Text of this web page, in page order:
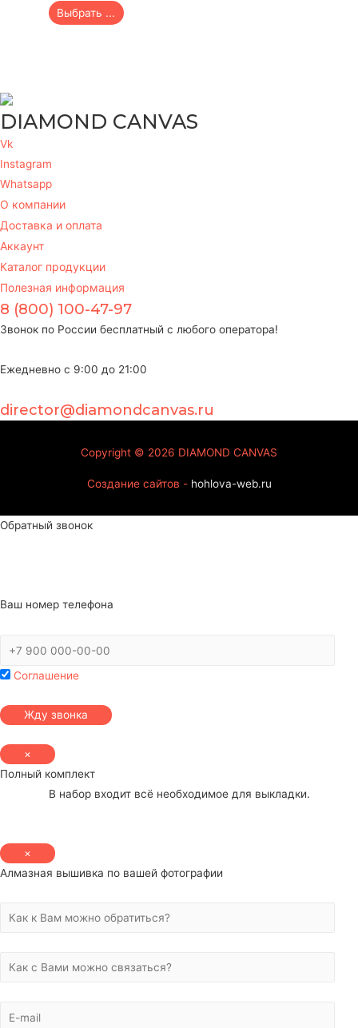
Выбрать ...
DIAMOND CANVAS
Vk
Instagram
Whatsapp
О компании
Доставка и оплата
Аккаунт
Каталог продукции
Полезная информация
8 (800) 100-47-97
Звонок по России бесплатный с любого оператора!
Ежедневно с 9:00 до 21:00
director@diamondcanvas.ru
Copyright © 2026 DIAMOND CANVAS
Создание сайтов - hohlova-web.ru
Обратный звонок
Ваш номер телефона
Соглашение
×
Полный комплект
В набор входит всё необходимое для выкладки.
×
Алмазная вышивка по вашей фотографии